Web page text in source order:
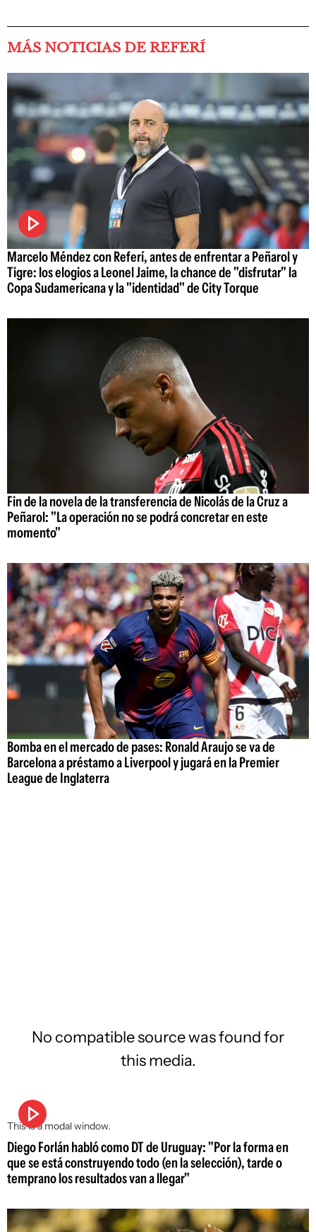
MÁS NOTICIAS DE REFERÍ
Marcelo Méndez con Referí, antes de enfrentar a Peñarol y
Tigre: los elogios a Leonel Jaime, la chance de "disfrutar" la
Copa Sudamericana y la "identidad" de City Torque
Fin de la novela de la transferencia de Nicolás de la Cruz a
Peñarol: "La operación no se podrá concretar en este
momento"
Bomba en el mercado de pases: Ronald Araujo se va de
Barcelona a préstamo a Liverpool y jugará en la Premier
League de Inglaterra
This is a modal window.
No compatible source was found for
this media.
Diego Forlán habló como DT de Uruguay: "Por la forma en
que se está construyendo todo (en la selección), tarde o
temprano los resultados van a llegar"